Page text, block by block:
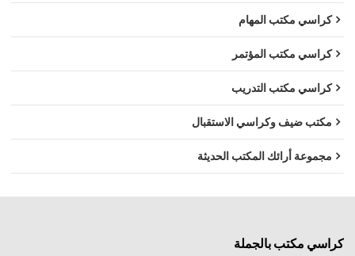
كراسي مكتب المهام
كراسي مكتب المؤتمر
كراسي مكتب التدريب
مكتب ضيف وكراسي الاستقبال
مجموعة أرائك المكتب الحديثة
كراسي مكتب بالجملة